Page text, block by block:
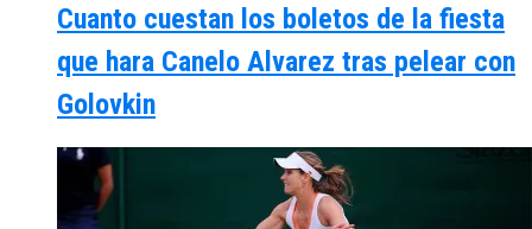
Cuanto cuestan los boletos de la fiesta
que hara Canelo Alvarez tras pelear con
Golovkin